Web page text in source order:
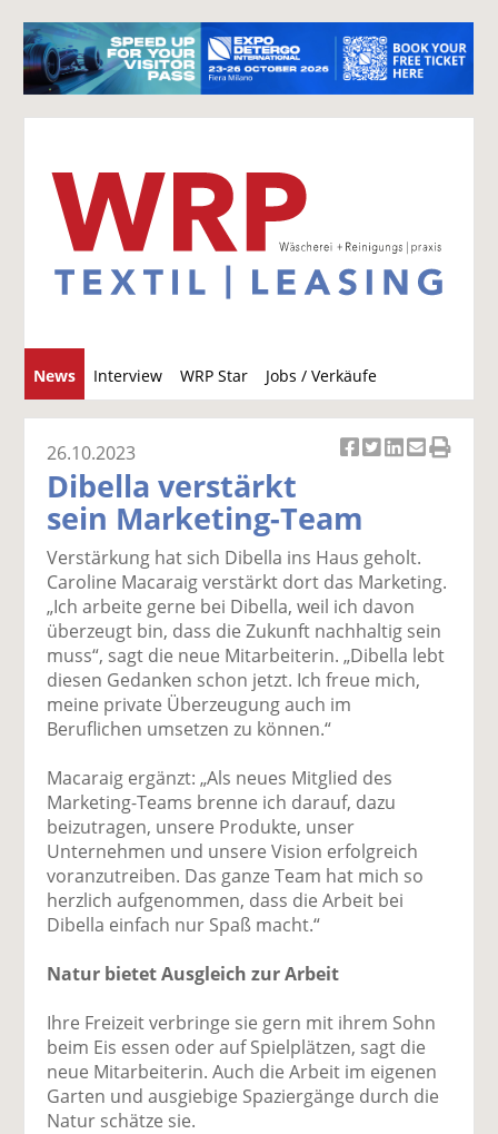
News Interview WRP Star Jobs / Verkäufe
u
c
k
a
uf
F
ac
e
b
o
te
il
e
n
t
wi
tt
er
n
el
a
uf
Li
n
k
e
il
e
n
el
p
er
E
m
ai
l
e
n
ru
ck
e
n
26.10.2023
Dibella verstärkt
sein Marketing-Team
Verstärkung hat sich Dibella ins Haus geholt.
Caroline Macaraig verstärkt dort das Marketing.
„Ich arbeite gerne bei Dibella, weil ich davon
überzeugt bin, dass die Zukunft nachhaltig sein
muss“, sagt die neue Mitarbeiterin. „Dibella lebt
diesen Gedanken schon jetzt. Ich freue mich,
meine private Überzeugung auch im
Beruflichen umsetzen zu können.“
Macaraig ergänzt: „Als neues Mitglied des
Marketing-Teams brenne ich darauf, dazu
beizutragen, unsere Produkte, unser
Unternehmen und unsere Vision erfolgreich
voranzutreiben. Das ganze Team hat mich so
herzlich aufgenommen, dass die Arbeit bei
Dibella einfach nur Spaß macht.“
Natur bietet Ausgleich zur Arbeit
Ihre Freizeit verbringe sie gern mit ihrem Sohn
beim Eis essen oder auf Spielplätzen, sagt die
neue Mitarbeiterin. Auch die Arbeit im eigenen
Garten und ausgiebige Spaziergänge durch die
Natur schätze sie.